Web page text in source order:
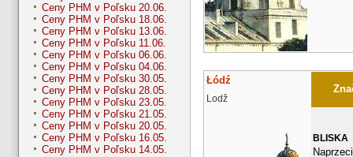
Ceny PHM v Poľsku 20.06.
Ceny PHM v Poľsku 18.06.
Ceny PHM v Poľsku 13.06.
Ceny PHM v Poľsku 11.06.
Ceny PHM v Poľsku 06.06.
Ceny PHM v Poľsku 04.06.
Ceny PHM v Poľsku 30.05.
Ceny PHM v Poľsku 28.05.
Ceny PHM v Poľsku 23.05.
Ceny PHM v Poľsku 21.05.
Ceny PHM v Poľsku 20.05.
Ceny PHM v Poľsku 16.05.
Ceny PHM v Poľsku 14.05.
Łódź
Lodž
BLISKA